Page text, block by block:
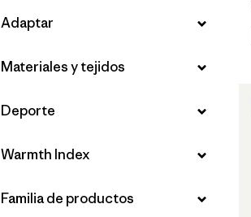
Filtrar por
Adaptar
Filtrar por
Materiales y tejidos
Filtrar por
Deporte
Filtrar por
Warmth Index
Filtrar por
Familia de productos